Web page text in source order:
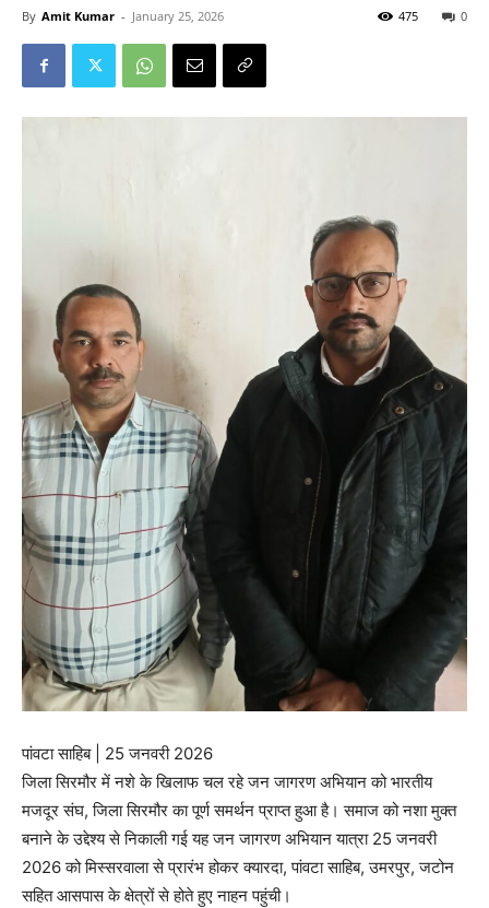
By Amit Kumar - January 25, 2026 0
475
पांवटा साहिब | 25 जनवरी 2026
जिला सिरमौर में नशे के खिलाफ चल रहे जन जागरण अभियान को भारतीय
मजदूर संघ, जिला सिरमौर का पूर्ण समर्थन प्राप्त हुआ है। समाज को नशा मुक्त
बनाने के उद्देश्य से निकाली गई यह जन जागरण अभियान यात्रा 25 जनवरी
2026 को मिस्सरवाला से प्रारंभ होकर क्यारदा, पांवटा साहिब, उमरपुर, जटोन
सहित आसपास के क्षेत्रों से होते हुए नाहन पहुंची।